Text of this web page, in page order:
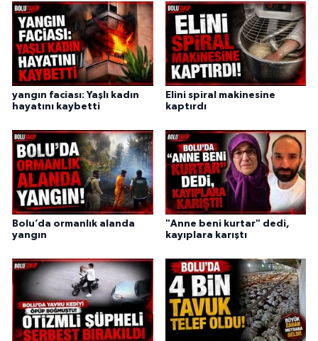
yangın faciası: Yaşlı kadın
hayatını kaybetti
Elini spiral makinesine
kaptırdı
Bolu’da ormanlık alanda
yangın
"Anne beni kurtar" dedi,
kayıplara karıştı